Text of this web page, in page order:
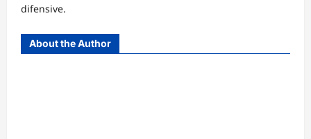
difensive.
About the Author